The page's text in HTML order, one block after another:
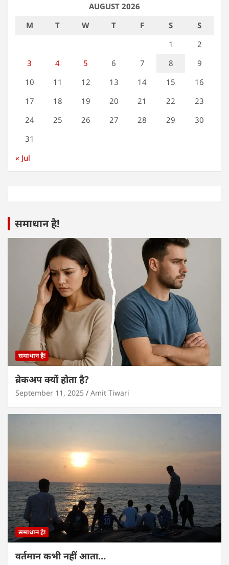
AUGUST 2026
M
T W T F S
S
1
2
3
4 5 6 7 8
9
10
11 12 13 14 15
16
17
18 19 20 21 22
23
24
25 26 27 28 29
30
31
« Jul
समाधान है!
समाधान है!
ब्रेकअप क्यों होता है?
September 11, 2025 Amit Tiwari
समाधान है!
वर्तमान कभी नहीं आता…